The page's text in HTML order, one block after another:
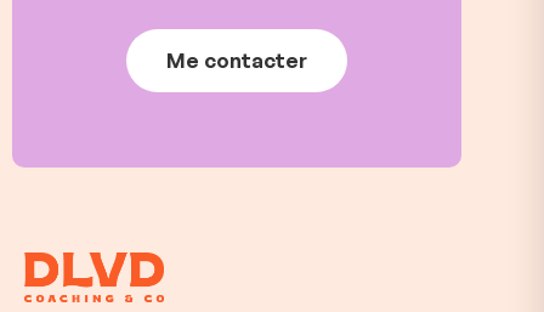
Me contacter